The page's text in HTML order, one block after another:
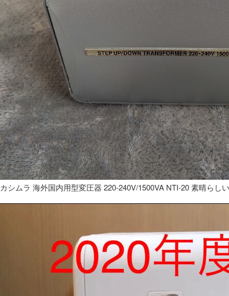
カシムラ 海外国内用型変圧器 220-240V/1500VA NTI-20 素晴らし